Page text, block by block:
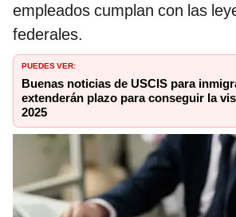
empleados cumplan con las
federales.
PUEDES VER:
Buenas noticias de USCIS para
extenderán plazo para conseguir la
2025